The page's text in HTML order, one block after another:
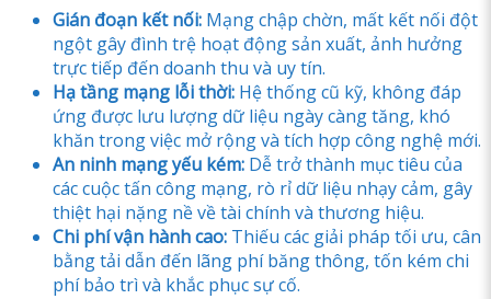
Gián đoạn kết nối: Mạng chập chờn, mất kết nối đột
ngột gây đình trệ hoạt động sản xuất, ảnh hưởng
trực tiếp đến doanh thu và uy tín.
Hạ tầng mạng lỗi thời: Hệ thống cũ kỹ, không đáp
ứng được lưu lượng dữ liệu ngày càng tăng, khó
khăn trong việc mở rộng và tích hợp công nghệ mới.
An ninh mạng yếu kém: Dễ trở thành mục tiêu của
các cuộc tấn công mạng, rò rỉ dữ liệu nhạy cảm, gây
thiệt hại nặng nề về tài chính và thương hiệu.
Chi phí vận hành cao: Thiếu các giải pháp tối ưu, cân
bằng tải dẫn đến lãng phí băng thông, tốn kém chi
phí bảo trì và khắc phục sự cố.